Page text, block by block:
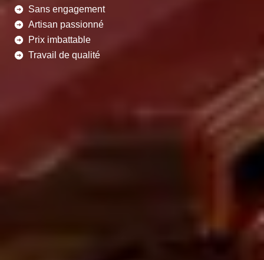
Sans engagement
Artisan passionné
Prix imbattable
Travail de qualité